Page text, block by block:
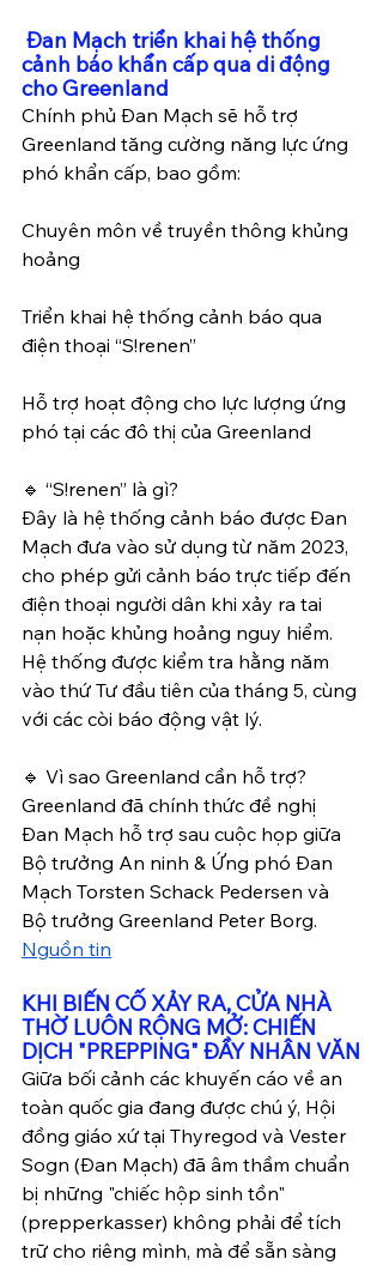
Đan Mạch triển khai hệ thống
cảnh báo khẩn cấp qua di động
cho Greenland
Chính phủ Đan Mạch sẽ hỗ trợ
Greenland tăng cường năng lực ứng
phó khẩn cấp, bao gồm:
Chuyên môn về truyền thông khủng
hoảng
Triển khai hệ thống cảnh báo qua
điện thoại “S!renen”
Hỗ trợ hoạt động cho lực lượng ứng
phó tại các đô thị của Greenland
🔹 “S!renen” là gì?
Đây là hệ thống cảnh báo được Đan
Mạch đưa vào sử dụng từ năm 2023,
cho phép gửi cảnh báo trực tiếp đến
điện thoại người dân khi xảy ra tai
nạn hoặc khủng hoảng nguy hiểm.
Hệ thống được kiểm tra hằng năm
vào thứ Tư đầu tiên của tháng 5, cùng
với các còi báo động vật lý.
🔹 Vì sao Greenland cần hỗ trợ?
Greenland đã chính thức đề nghị
Đan Mạch hỗ trợ sau cuộc họp giữa
Bộ trưởng An ninh & Ứng phó Đan
Mạch Torsten Schack Pedersen và
Bộ trưởng Greenland Peter Borg.
Nguồn tin
KHI BIẾN CỐ XẢY RA, CỬA NHÀ
THỜ LUÔN RỘNG MỞ: CHIẾN
DỊCH "PREPPING" ĐẦY NHÂN VĂN
Giữa bối cảnh các khuyến cáo về an
toàn quốc gia đang được chú ý, Hội
đồng giáo xứ tại Thyregod và Vester
Sogn (Đan Mạch) đã âm thầm chuẩn
bị những "chiếc hộp sinh tồn"
(prepperkasser) không phải để tích
trữ cho riêng mình, mà để sẵn sàng